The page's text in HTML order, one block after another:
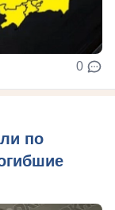
0
по